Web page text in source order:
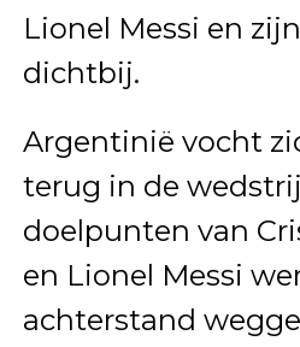
Lionel Messi en
dichtbij.
Argentinië vocht
terug in de
doelpunten van
en Lionel Messi
achterstand